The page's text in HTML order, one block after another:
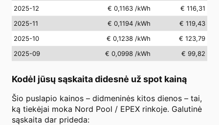
2025-12
€ 0,1163 /kWh
€ 116,31
2025-11
€ 0,1194 /kWh
€ 119,43
2025-10
€ 0,1238 /kWh
€ 123,79
2025-09
€ 0,0998 /kWh € 99,82
Kodėl jūsų sąskaita didesnė už spot kainą
Šio puslapio kainos – didmeninės kitos dienos – tai,
ką tiekėjai moka Nord Pool / EPEX rinkoje. Galutinė
sąskaita dar prideda: